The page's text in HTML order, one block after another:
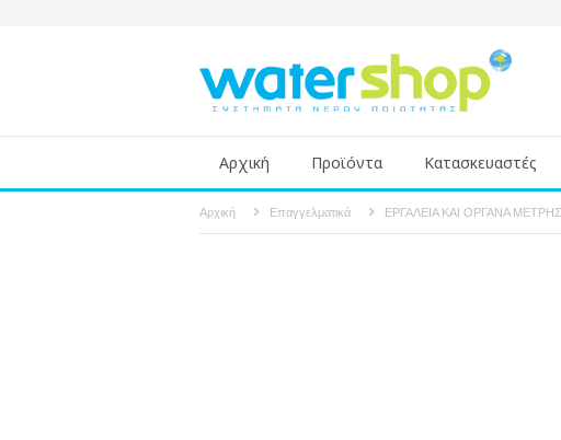
Αρχική Προϊόντα Κατασκευαστές
Αρχική Επαγγελματικά ΕΡΓΑΛΕΙΑ ΚΑΙ ΟΡΓΑΝΑ